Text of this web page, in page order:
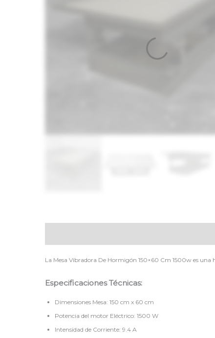
La Mesa Vibradora De Hormigón 150×60 Cm 1500w es
Especificaciones Técnicas:
Dimensiones Mesa: 150 cm x 60 cm
Potencia del motor Eléctrico: 1500 W
Intensidad de Corriente: 9.4 A